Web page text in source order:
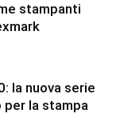
stampanti
la nuova serie
per la stampa